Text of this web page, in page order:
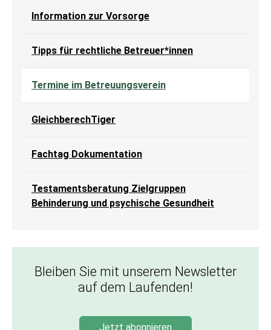
Information zur Vorsorge
Tipps für rechtliche Betreuer*innen
Termine im Betreuungsverein(current)
GleichberechTiger
Fachtag Dokumentation
Testamentsberatung Zielgruppen
Behinderung und psychische Gesundheit
Bleiben Sie mit unserem Newsletter
auf dem Laufenden!
Jetzt abonnieren